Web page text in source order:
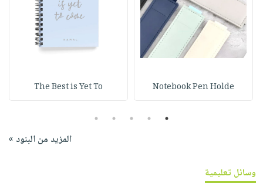
Notebook Pen Holde
The Best is Yet To
1
2
3
4
5
المزيد من البنود »
وسائل تعليمية